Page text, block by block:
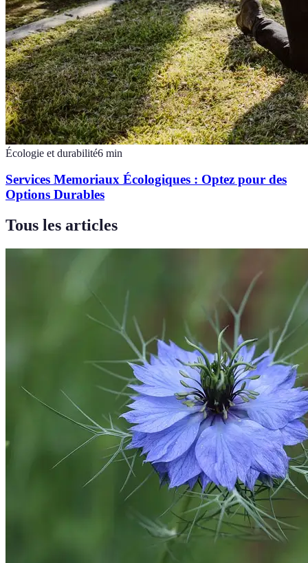
Écologie et durabilité6 min
Services Memoriaux Écologiques : Optez pour des
Options Durables
Tous les articles